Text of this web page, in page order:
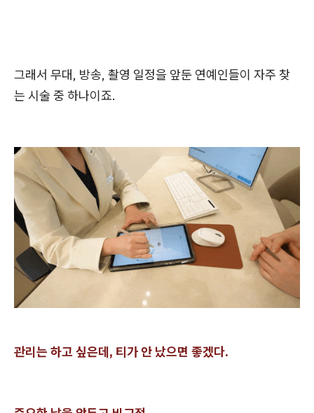
그래서 무대, 방송, 촬영 일정을 앞둔 연예인들이 자주 찾
는 시술 중 하나이죠.
관리는 하고 싶은데, 티가 안 났으면 좋겠다.